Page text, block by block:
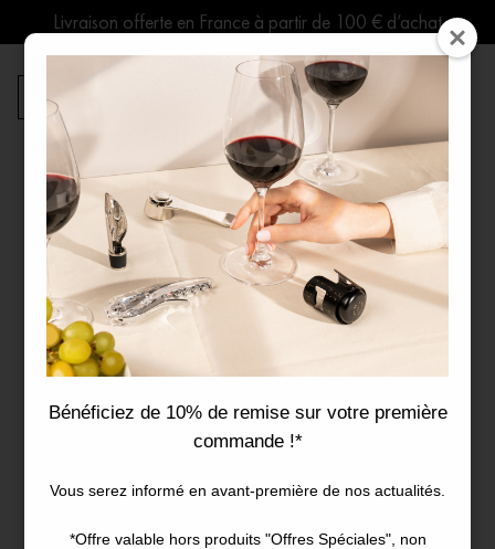
contenu
0
Recherche
de
produits
Accueil Guides Dans les Vignes
Vendanges 2025 : une année
entre contrastes climatiques et
promesses de grands vins
Bénéficiez de 10% de remise sur votre première
commande !*
Vous serez informé en avant-première de nos actualités.
*Offre valable hors produits "Offres Spéciales", non